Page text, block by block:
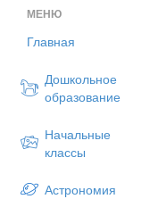
МЕНЮ
Главная
Дошкольное
образование
Начальные
классы
Астрономия